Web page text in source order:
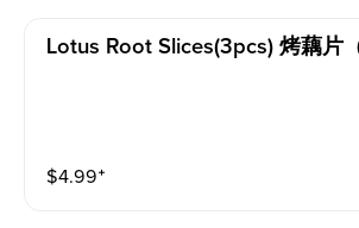
Lotus Root Slices(3pcs) 烤藕片
$4.99⁺